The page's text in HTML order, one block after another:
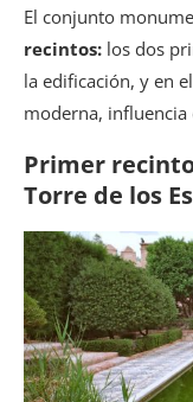
El conjunto
recintos: los dos
la edificación, y en
moderna,
Primer
Torre de los